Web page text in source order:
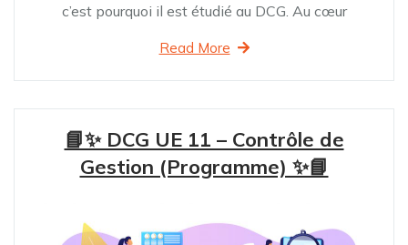
c’est pourquoi il est étudié au DCG. Au cœur
Read More
📘✨ DCG UE 11 – Contrôle de
Gestion (Programme) ✨📘